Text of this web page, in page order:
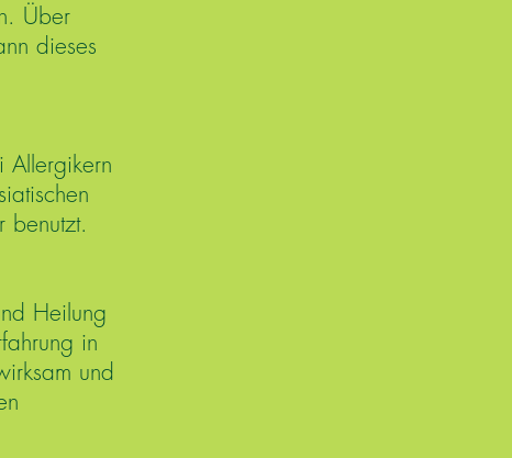
Über
dieses
Allergikern
benutzt.
Heilung
in
und